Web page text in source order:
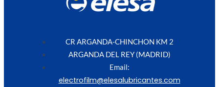
CR ARGANDA-CHINCHON KM 2
ARGANDA DEL REY (MADRID)
Email:
electrofilm@elesalubricantes.com